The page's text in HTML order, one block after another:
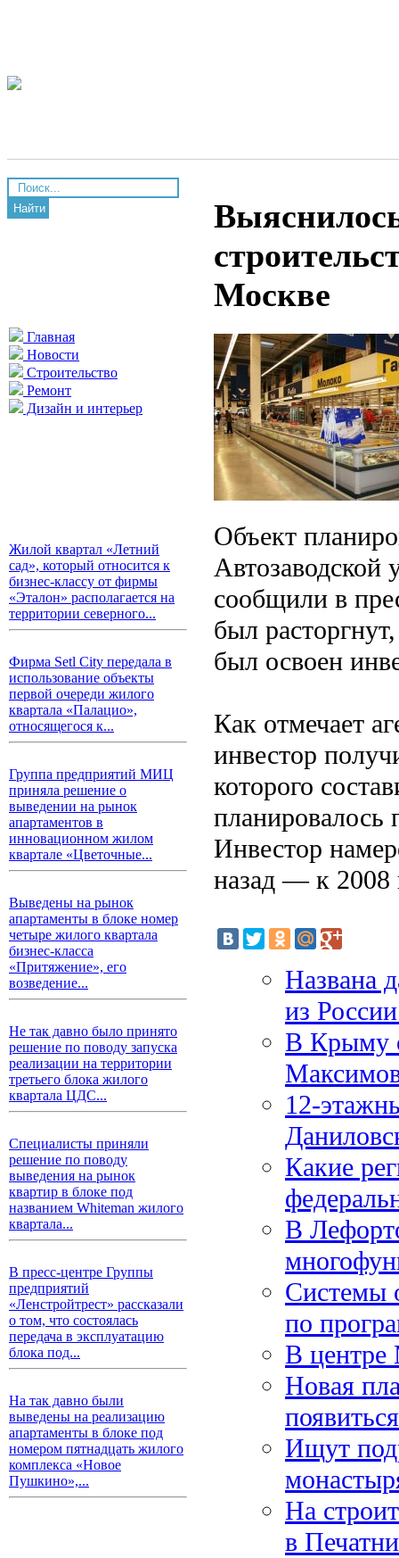
Найти
Главная
Новости
Строительство
Ремонт
Дизайн и интерьер
Жилой квартал «Летний
сад», который относится к
бизнес-классу от фирмы
«Эталон» располагается на
территории северного...
Фирма Setl City передала в
использование объекты
первой очереди жилого
квартала «Палацио»,
относящегося к...
Группа предприятий МИЦ
приняла решение о
выведении на рынок
апартаментов в
инновационном жилом
квартале «Цветочные...
Выведены на рынок
апартаменты в блоке номер
четыре жилого квартала
бизнес-класса
«Притяжение», его
возведение...
Не так давно было принято
решение по поводу запуска
реализации на территории
третьего блока жилого
квартала ЦДС...
Специалисты приняли
решение по поводу
выведения на рынок
квартир в блоке под
названием Whiteman жилого
квартала...
В пресс-центре Группы
предприятий
«Ленстройтрест» рассказали
о том, что состоялась
передача в эксплуатацию
блока под...
На так давно были
выведены на реализацию
апартаменты в блоке под
номером пятнадцать жилого
комплекса «Новое
Пушкино»,...
Москве
Объект
сообщили в
был
был освоен
Как отмечает
инвестор
которого
Инвестор
назад — к 2008
Названа
из
В Крыму
12-
Какие
В
Системы
по
В центре
Новая
Ищут
На
в